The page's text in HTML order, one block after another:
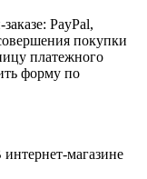
PayPal,
покупки
платежного
форму по
магазине